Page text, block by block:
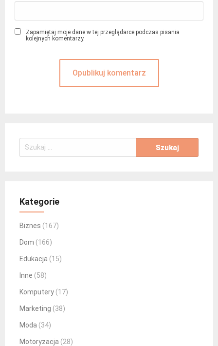
Zapamiętaj moje dane w tej przeglądarce podczas pisania
kolejnych komentarzy.
Szukaj:
Kategorie
Biznes (167)
Dom (166)
Edukacja (15)
Inne (58)
Komputery (17)
Marketing (38)
Moda (34)
Motoryzacja (28)